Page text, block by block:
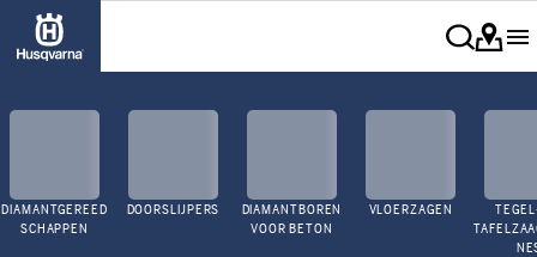
DIAMANTGEREED
SCHAPPEN
DOORSLIJPERS
DIAMANTBOREN
VOOR BETON
VLOERZAGEN